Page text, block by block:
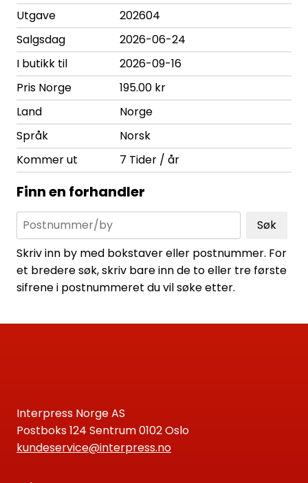
Utgave
202604
Salgsdag
2026-06-24
I butikk til
2026-09-16
Pris Norge
195.00 kr
Land
Norge
Språk
Norsk
Kommer ut
7 Tider / år
Finn en forhandler
Søk
Skriv inn by med bokstaver eller postnummer. For
et bredere søk, skriv bare inn de to eller tre første
sifrene i postnummeret du vil søke etter.
Interpress Norge AS
Postboks 124 Sentrum 0102 Oslo
kundeservice@interpress.no